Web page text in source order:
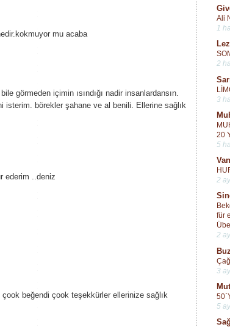
Ali
1
2
3
20
5
2
für
2
3
5
mu acaba
görmeden içimin ısındığı nadir insanlardansın.
isterim. börekler şahane ve al benili. Ellerine sağlık
ederim ..deniz
beğendi çook teşekkürler ellerinize sağlık